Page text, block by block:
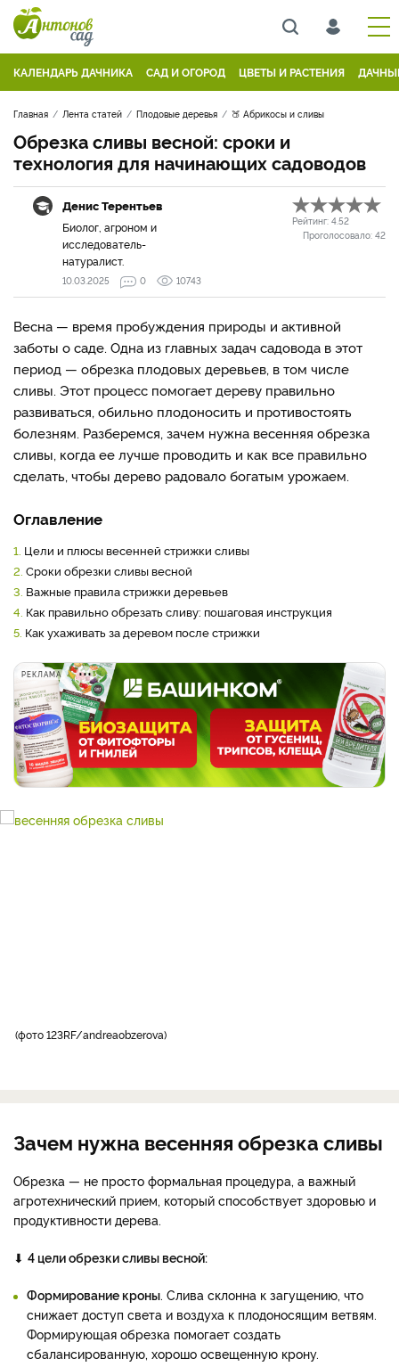
КАЛЕНДАРЬ ДАЧНИКА САД И ОГОРОД ЦВЕТЫ И РАСТЕНИЯ
Главная Лента статей Плодовые деревья 🍑 Абрикосы и сливы
Обрезка сливы весной: сроки и
технология для начинающих садоводов
Денис Терентьев
Биолог, агроном и
исследователь-
натуралист.
Рейтинг: 4.52
Проголосовало: 42
10.03.2025 0 10743
Весна — время пробуждения природы и активной
заботы о саде. Одна из главных задач садовода в этот
период — обрезка плодовых деревьев, в том числе
сливы. Этот процесс помогает дереву правильно
развиваться, обильно плодоносить и противостоять
болезням. Разберемся, зачем нужна весенняя обрезка
сливы, когда ее лучше проводить и как все правильно
сделать, чтобы дерево радовало богатым урожаем.
Оглавление
1. Цели и плюсы весенней стрижки сливы
2. Сроки обрезки сливы весной
3. Важные правила стрижки деревьев
4. Как правильно обрезать сливу: пошаговая инструкция
5. Как ухаживать за деревом после стрижки
РЕКЛАМА
фото 123RF/andreaobzerova
Зачем нужна весенняя обрезка сливы
Обрезка — не просто формальная процедура, а важный
агротехнический прием, который способствует здоровью и
продуктивности дерева.
⬇ 4 цели обрезки сливы весной:
Формирование кроны . Слива склонна к загущению, что
снижает доступ света и воздуха к плодоносящим ветвям.
Формирующая обрезка помогает создать
сбалансированную, хорошо освещенную крону.